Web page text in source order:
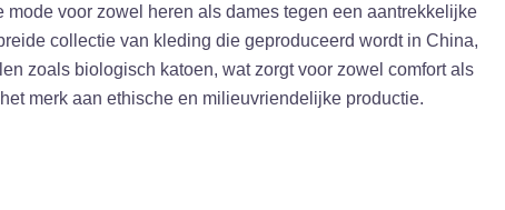
mode voor zowel heren als dames tegen een aantrekkelijke
collectie van kleding die geproduceerd wordt in China,
zoals biologisch katoen, wat zorgt voor zowel comfort als
merk aan ethische en milieuvriendelijke productie.